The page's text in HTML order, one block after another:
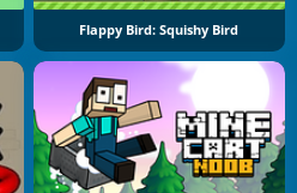
Flappy Bird: Squishy Bird